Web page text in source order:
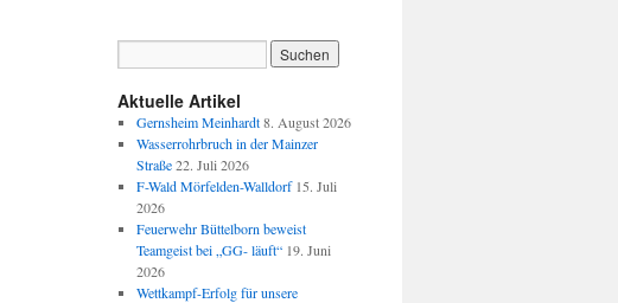
Aktuelle Artikel
Gernsheim Meinhardt 8. August 2026
Wasserrohrbruch in der Mainzer
Straße 22. Juli 2026
F-Wald Mörfelden-Walldorf 15. Juli
2026
Feuerwehr Büttelborn beweist
Teamgeist bei „GG- läuft“ 19. Juni
2026
Wettkampf-Erfolg für unsere